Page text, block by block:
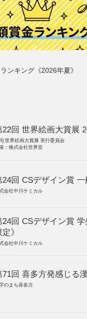
ンキング《2026年夏》
22回 世界絵画大賞展
世界絵画大賞展 実行委員会
：株式会社世界堂
24回 CSデザイン賞 一
会社中川ケミカル
24回 CSデザイン賞
定》
会社中川ケミカル
71回 喜多方発感じる
のまち喜多方